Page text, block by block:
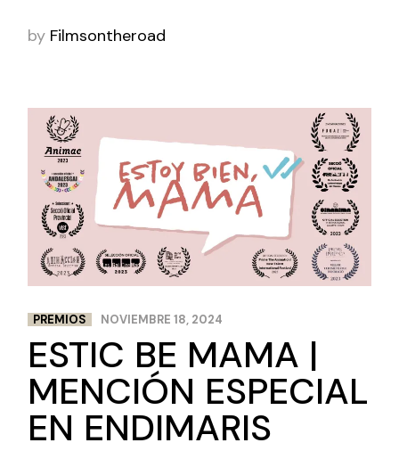
by Filmsontheroad
PREMIOS NOVIEMBRE 18, 2024
ESTIC BE MAMA |
MENCIÓN ESPECIAL
EN ENDIMARIS